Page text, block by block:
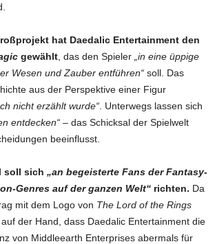
hat Daedalic Entertainment den
gewählt , das den Spieler „in eine üppige
Wesen und Zauber entführen“ soll. Das
aus der Perspektive einer Figur
nicht erzählt wurde“ . Unterwegs lassen sich
entdecken“ – das Schicksal der Spielwelt
beeinflusst.
soll sich „an begeisterte Fans der Fantasy-
Genres auf der ganzen Welt“ richten. Da
mit dem Logo von The Lord of the Rings
der Hand, dass Daedalic Entertainment die
von Middleearth Enterprises abermals für